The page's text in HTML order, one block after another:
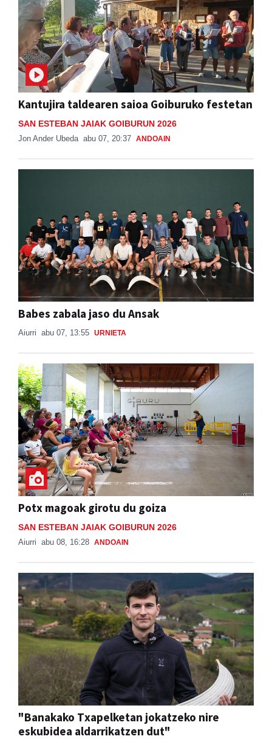
Kantujira taldearen saioa Goiburuko festetan
SAN ESTEBAN JAIAK GOIBURUN 2026
Jon Ander Ubeda abu 07, 20:37 ANDOAIN
Babes zabala jaso du Ansak
Aiurri abu 07, 13:55 URNIETA
Potx magoak girotu du goiza
SAN ESTEBAN JAIAK GOIBURUN 2026
Aiurri abu 08, 16:28 ANDOAIN
"Banakako Txapelketan jokatzeko nire
eskubidea aldarrikatzen dut"